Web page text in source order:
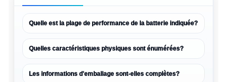
Quelle est la plage de performance de la batterie indiquée?
Quelles caractéristiques physiques sont énumérées?
Les informations d'emballage sont-elles complètes?